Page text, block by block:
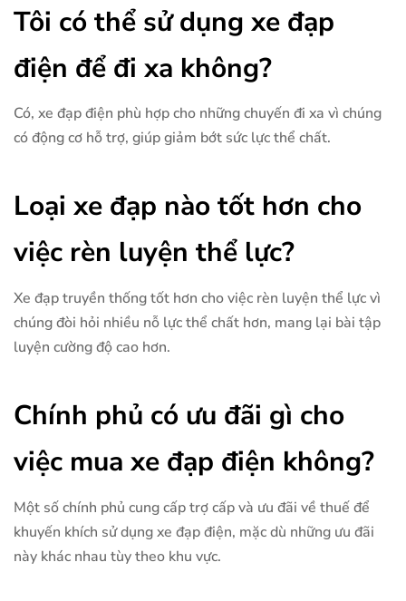
Tôi có thể sử dụng xe đạp
điện để đi xa không?
Có, xe đạp điện phù hợp cho những chuyến đi xa vì chúng
có động cơ hỗ trợ, giúp giảm bớt sức lực thể chất.
Loại xe đạp nào tốt hơn cho
việc rèn luyện thể lực?
Xe đạp truyền thống tốt hơn cho việc rèn luyện thể lực vì
chúng đòi hỏi nhiều nỗ lực thể chất hơn, mang lại bài tập
luyện cường độ cao hơn.
Chính phủ có ưu đãi gì cho
việc mua xe đạp điện không?
Một số chính phủ cung cấp trợ cấp và ưu đãi về thuế để
khuyến khích sử dụng xe đạp điện, mặc dù những ưu đãi
này khác nhau tùy theo khu vực.